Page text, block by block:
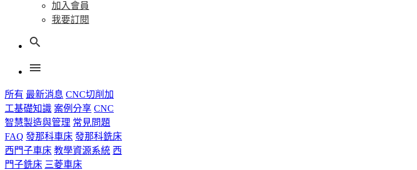
加入會員
我要訂閱
search
menu
所有 最新消息 CNC切削加
工基礎知識 案例分享 CNC
智慧製造與管理 常見問題
FAQ 發那科車床 發那科銑床
西門子車床 教學資源系統 西
門子銑床 三菱車床